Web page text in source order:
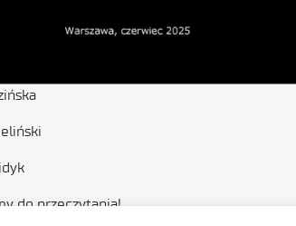
do przeczytania!